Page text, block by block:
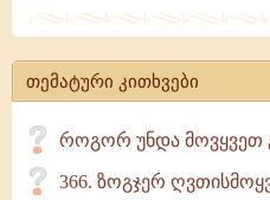
ჩანს,
მაგრამ
სინამდვილეში
გამარჯვება
მას
თემატური კითხვები
როგორ უნდა მოვყვეთ
366. ზოგჯერ